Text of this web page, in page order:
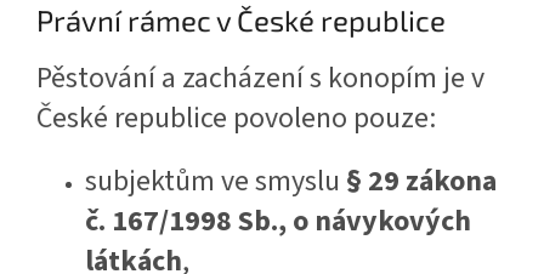
Právní rámec v České republice
Pěstování a zacházení s konopím je v
České republice povoleno pouze:
subjektům ve smyslu § 29 zákona
č. 167/1998 Sb., o návykových
látkách,